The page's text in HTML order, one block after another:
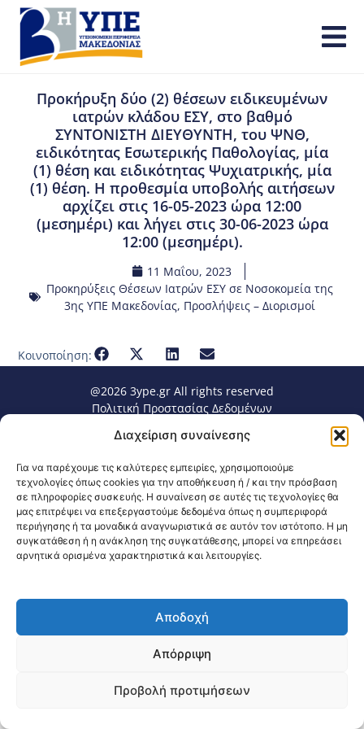
Διαχείριση συναίνεσης
Για να παρέχουμε τις καλύτερες εμπειρίες, χρησιμοποιούμε
τεχνολογίες όπως cookies για την αποθήκευση ή / και την πρόσβαση
σε πληροφορίες συσκευής. Η συναίνεση σε αυτές τις τεχνολογίες θα
μας επιτρέψει να επεξεργαστούμε δεδομένα όπως η συμπεριφορά
περιήγησης ή τα μοναδικά αναγνωριστικά σε αυτόν τον ιστότοπο. Η μη
συγκατάθεση ή η ανάκληση της συγκατάθεσης, μπορεί να επηρεάσει
αρνητικά ορισμένα χαρακτηριστικά και λειτουργίες.
Αποδοχή
Απόρριψη
Προβολή προτιμήσεων
Προκήρυξη δύο (2) θέσεων ειδικευμένων
ιατρών κλάδου ΕΣΥ, στο βαθμό
ΣΥΝΤΟΝΙΣΤΗ ΔΙΕΥΘΥΝΤΗ, του ΨΝΘ,
ειδικότητας Εσωτερικής Παθολογίας, μία
(1) θέση και ειδικότητας Ψυχιατρικής, μία
(1) θέση. Η προθεσμία υποβολής αιτήσεων
αρχίζει στις 16-05-2023 ώρα 12:00
(μεσημέρι) και λήγει στις 30-06-2023 ώρα
12:00 (μεσημέρι).
11 Μαΐου, 2023
Προκηρύξεις Θέσεων Ιατρών ΕΣΥ σε Νοσοκομεία της
3ης ΥΠΕ Μακεδονίας, Προσλήψεις – Διορισμοί
Κοινοποίηση:
@2026 3ype.gr All rights reserved
Πολιτική Προστασίας Δεδομένων
email: 3ype@3ype.gr
1591510